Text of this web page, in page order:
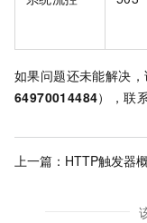
如果问题还未能解决，
64970014484），联
上一篇： HTTP触发器